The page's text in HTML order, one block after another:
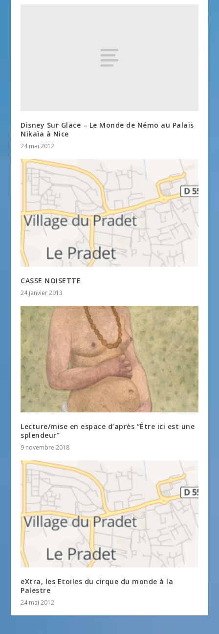
Disney Sur Glace – Le Monde de Némo au Palais
Nikaïa à Nice
24 mai 2012
CASSE NOISETTE
24 janvier 2013
Lecture/mise en espace d’après “Être ici est une
splendeur”
9 novembre 2018
eXtra, les Etoiles du cirque du monde à la
Palestre
24 mai 2012